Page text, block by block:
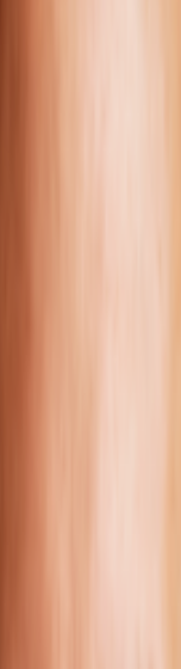
die gesamte dritte
können nach
to innovate" offen
erholsame
Idylle am
oder mit öffentlichen
Der
im Grünen.